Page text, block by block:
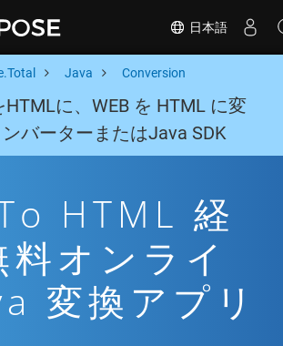
日本語
Java Conversion
に、WEB を HTML に変
バーターまたはJava SDK
HTML 経
料オンライ
変換アプリ